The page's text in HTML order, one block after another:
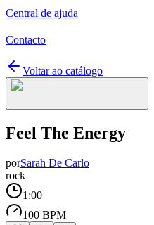
Central de ajuda
Contacto
Voltar ao catálogo
Feel The Energy
porSarah De Carlo
rock
1:00
100 BPM